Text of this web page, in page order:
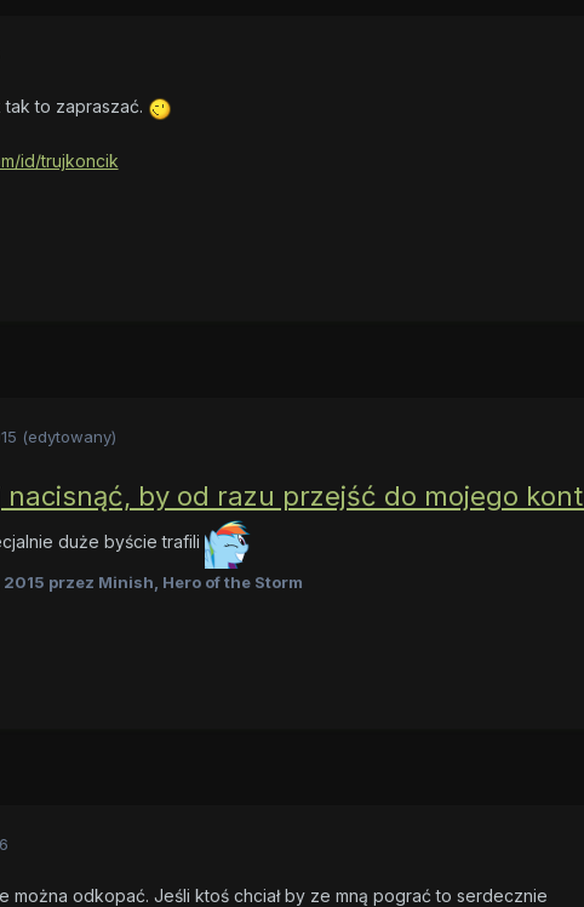
to zapraszać.
id/trujkoncik
(edytowany)
by od razu przejść do mojego
duże byście trafili
przez Minish, Hero of the Storm
można odkopać. Jeśli ktoś chciał by ze mną pograć to serdecznie